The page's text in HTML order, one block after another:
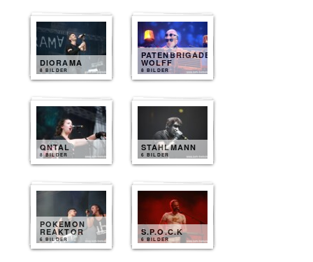
DIORAMA
8 BILDER
PATENBRIGADE
WOLFF
8 BILDER
QNTAL
8 BILDER
STAHLMANN
6 BILDER
POKEMON
REAKTOR
6 BILDER
S.P.O.C.K
6 BILDER